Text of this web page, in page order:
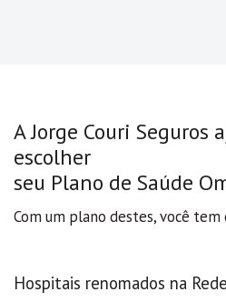
A Jorge Couri Seguros
escolher
seu Plano de Saúde
Com um plano destes, você
Hospitais renomados na